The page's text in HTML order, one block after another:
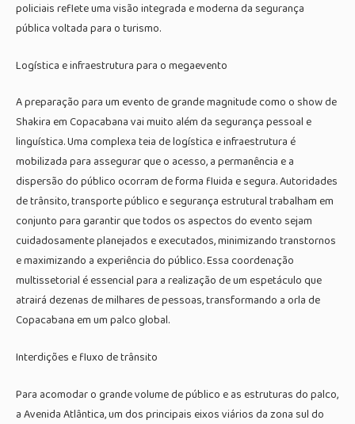
policiais reflete uma visão integrada e moderna da segurança
pública voltada para o turismo.
Logística e infraestrutura para o megaevento
A preparação para um evento de grande magnitude como o show de
Shakira em Copacabana vai muito além da segurança pessoal e
linguística. Uma complexa teia de logística e infraestrutura é
mobilizada para assegurar que o acesso, a permanência e a
dispersão do público ocorram de forma fluida e segura. Autoridades
de trânsito, transporte público e segurança estrutural trabalham em
conjunto para garantir que todos os aspectos do evento sejam
cuidadosamente planejados e executados, minimizando transtornos
e maximizando a experiência do público. Essa coordenação
multissetorial é essencial para a realização de um espetáculo que
atrairá dezenas de milhares de pessoas, transformando a orla de
Copacabana em um palco global.
Interdições e fluxo de trânsito
Para acomodar o grande volume de público e as estruturas do palco,
a Avenida Atlântica, um dos principais eixos viários da zona sul do